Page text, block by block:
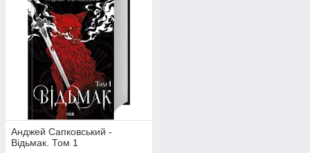
Анджей Сапковський -
Відьмак. Том 1